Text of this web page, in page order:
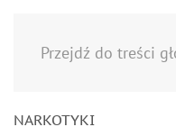
Przejdź do treści
NARKOTYKI